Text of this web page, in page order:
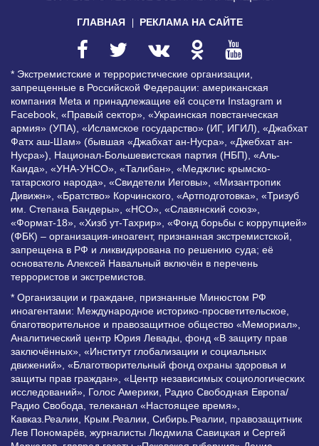
ГЛАВНАЯ РЕКЛАМА НА САЙТЕ
* Экстремистские и террористические организации,
запрещенные в Российской Федерации: американская
компания Meta и принадлежащие ей соцсети Instagram и
Facebook, «Правый сектор», «Украинская повстанческая
армия» (УПА), «Исламское государство» (ИГ, ИГИЛ), «Джабхат
Фатх аш-Шам» (бывшая «Джабхат ан-Нусра», «Джебхат ан-
Нусра»), Национал-Большевистская партия (НБП), «Аль-
Каида», «УНА-УНСО», «Талибан», «Меджлис крымско-
татарского народа», «Свидетели Иеговы», «Мизантропик
Дивижн», «Братство» Корчинского, «Артподготовка», «Тризуб
им. Степана Бандеры», «НСО», «Славянский союз»,
«Формат-18», «Хизб ут-Тахрир», «Фонд борьбы с коррупцией»
(ФБК) – организация-иноагент, признанная экстремистской,
запрещена в РФ и ликвидирована по решению суда; её
основатель Алексей Навальный включён в перечень
террористов и экстремистов.
* Организации и граждане, признанные Минюстом РФ
иноагентами: Международное историко-просветительское,
благотворительное и правозащитное общество «Мемориал»,
Аналитический центр Юрия Левады, фонд «В защиту прав
заключённых», «Институт глобализации и социальных
движений», «Благотворительный фонд охраны здоровья и
защиты прав граждан», «Центр независимых социологических
исследований», Голос Америки, Радио Свободная Европа/
Радио Свобода, телеканал «Настоящее время»,
Кавказ.Реалии, Крым.Реалии, Сибирь.Реалии, правозащитник
Лев Пономарёв, журналисты Людмила Савицкая и Сергей